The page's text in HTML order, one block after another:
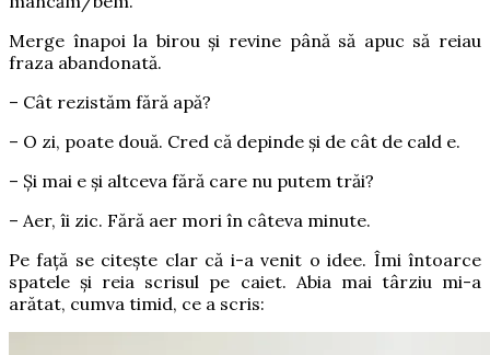
Merge înapoi la birou și revine până să apuc să reiau
fraza abandonată.
– Cât rezistăm fără apă?
– O zi, poate două. Cred că depinde și de cât de cald e.
– Și mai e și altceva fără care nu putem trăi?
– Aer, îi zic. Fără aer mori în câteva minute.
Pe față se citește clar că i-a venit o idee. Îmi întoarce
spatele și reia scrisul pe caiet. Abia mai târziu mi-a
arătat, cumva timid, ce a scris: